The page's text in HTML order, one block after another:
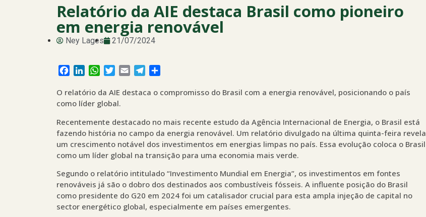
Relatório da AIE destaca Brasil como pioneiro
em energia renovável
Ney Lages 21/07/2024
Facebook
LinkedInWhatsApp
Twitter
Email Telegram
O relatório da AIE destaca o compromisso do Brasil com a energia renovável, posicionando o país
como líder global.
Recentemente destacado no mais recente estudo da Agência Internacional de Energia, o Brasil está
fazendo história no campo da energia renovável. Um relatório divulgado na última quinta-feira revela
um crescimento notável dos investimentos em energias limpas no país. Essa evolução coloca o Brasil
como um líder global na transição para uma economia mais verde.
Segundo o relatório intitulado “Investimento Mundial em Energia”, os investimentos em fontes
renováveis já são o dobro dos destinados aos combustíveis fósseis. A influente posição do Brasil
como presidente do G20 em 2024 foi um catalisador crucial para esta ampla injeção de capital no
sector energético global, especialmente em países emergentes.